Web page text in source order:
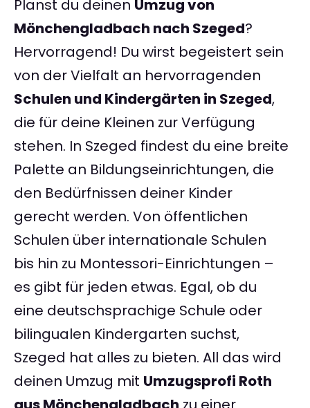
Planst du deinen Umzug von
Mönchengladbach nach Szeged?
Hervorragend! Du wirst begeistert sein
von der Vielfalt an hervorragenden
Schulen und Kindergärten in Szeged,
die für deine Kleinen zur Verfügung
stehen. In Szeged findest du eine breite
Palette an Bildungseinrichtungen, die
den Bedürfnissen deiner Kinder
gerecht werden. Von öffentlichen
Schulen über internationale Schulen
bis hin zu Montessori-Einrichtungen –
es gibt für jeden etwas. Egal, ob du
eine deutschsprachige Schule oder
bilingualen Kindergarten suchst,
Szeged hat alles zu bieten. All das wird
deinen Umzug mit Umzugsprofi Roth